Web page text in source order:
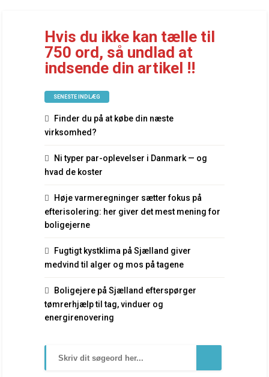
Hvis du ikke kan tælle til
750 ord, så undlad at
indsende din artikel !!
SENESTE INDLÆG
Finder du på at købe din næste
virksomhed?
Ni typer par-oplevelser i Danmark — og
hvad de koster
Høje varmeregninger sætter fokus på
efterisolering: her giver det mest mening for
boligejerne
Fugtigt kystklima på Sjælland giver
medvind til alger og mos på tagene
Boligejere på Sjælland efterspørger
tømrerhjælp til tag, vinduer og
energirenovering